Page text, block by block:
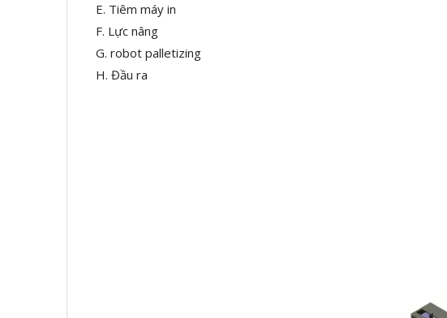
E. Tiêm máy in
F. Lực nâng
G. robot palletizing
H. Đầu ra